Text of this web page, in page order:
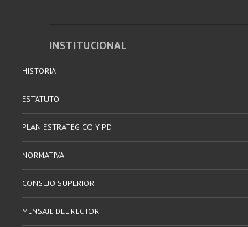
INSTITUCIONAL
HISTORIA
ESTATUTO
PLAN ESTRATEGICO Y PDI
NORMATIVA
CONSEJO SUPERIOR
MENSAJE DEL RECTOR